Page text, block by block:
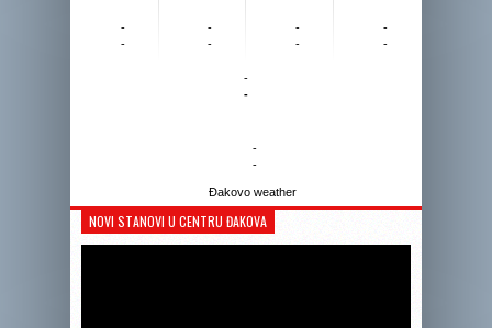
-
-
-
-
-
-
-
-
-
-
-
-
Đakovo weather
NOVI STANOVI U CENTRU ĐAKOVA